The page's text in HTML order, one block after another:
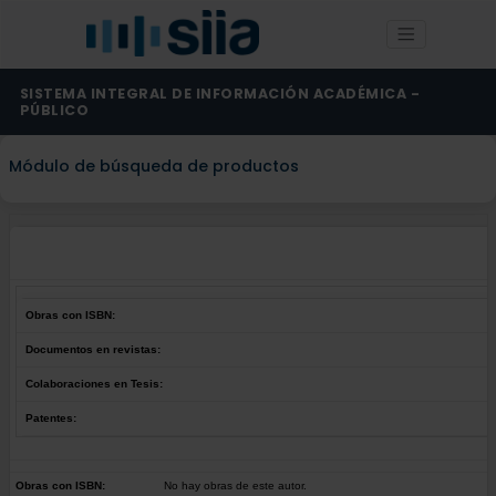
SISTEMA INTEGRAL DE INFORMACIÓN ACADÉMICA -
PÚBLICO
Módulo de búsqueda de productos
Obras con ISBN:
Documentos en revistas:
Colaboraciones en Tesis:
Patentes:
Obras con ISBN: No hay obras de este autor.